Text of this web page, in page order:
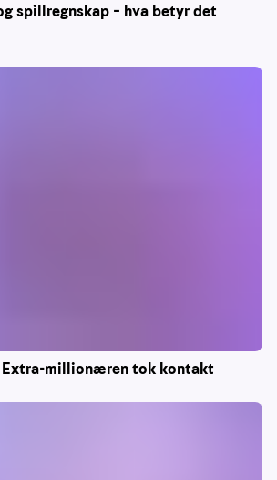
spillregnskap – hva betyr det
Extra-millionæren tok kontakt